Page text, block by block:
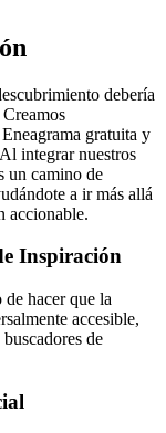
debería
gratuita y
integrar nuestros
un camino de
a ir más allá
accionable.
Inspiración
hacer que la
accesible,
de